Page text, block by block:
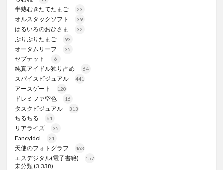
半熟むきたてたまご 23
オルスタックソフト 39
はるいろのおひさま 32
ぷりぷりたまご 93
オータムリーフ 35
セプテット 6
純真アイドル独り占め 64
スパイスビジュアル 441
アースゲート 120
ドレミファ空色 16
タスクビジュアル 313
ちるちる 61
リアライズ 35
FancyIdol 21
天使のフォトグラフ 463
エスデジタル(電子書籍) 157
未分類(3,338)